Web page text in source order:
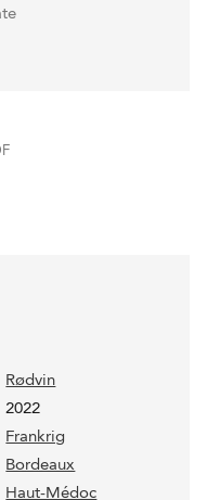
Rødvin
2022
Frankrig
Bordeaux
Haut-Médoc